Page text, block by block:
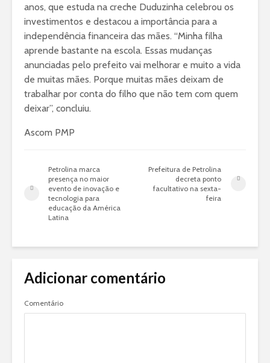
anos, que estuda na creche Duduzinha celebrou os
investimentos e destacou a importância para a
independência financeira das mães. “Minha filha
aprende bastante na escola. Essas mudanças
anunciadas pelo prefeito vai melhorar e muito a vida
de muitas mães. Porque muitas mães deixam de
trabalhar por conta do filho que não tem com quem
deixar”, concluiu.
Ascom PMP
Petrolina marca
presença no maior
evento de inovação e
tecnologia para
educação da América
Latina
Prefeitura de Petrolina
decreta ponto
facultativo na sexta-
feira
Adicionar comentário
Comentário